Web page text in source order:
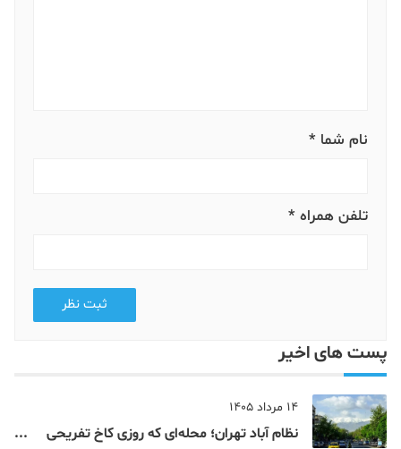
نام شما *
تلفن همراه *
ثبت نظر
پست های اخیر
14 مرداد 1405
نظام‌ آباد تهران؛ محله‌ای که روزی کاخ تفریحی